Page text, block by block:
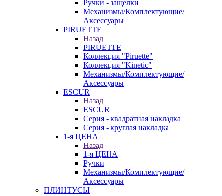
Ручки - защелки
Механизмы/Комплектующие/
Аксессуары
PIRUETTE
Назад
PIRUETTE
Коллекция "Piruette"
Коллекция "Kinetic"
Механизмы/Комплектующие/
Аксессуары
ESCUR
Назад
ESCUR
Серия - квадратная накладка
Серия - круглая накладка
1-я ЦЕНА
Назад
1-я ЦЕНА
Ручки
Механизмы/Комплектующие/
Аксессуары
ПЛИНТУСЫ